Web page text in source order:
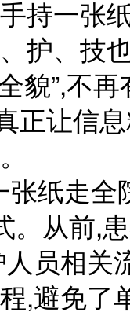
持一张
护、技
貌”,不
正让信
纸走全
。从前,
员相关
,避免了